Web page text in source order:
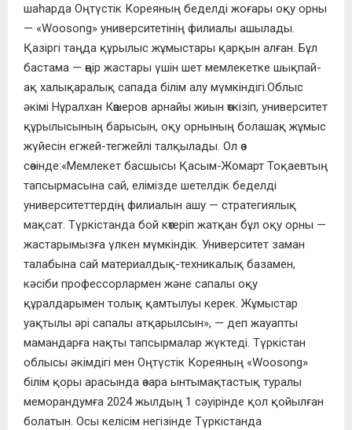
шаһарда Оңтүстік Кореяның беделді жоғары оқу орны
— «Woosong» университетінің филиалы ашылады.
Қазіргі таңда құрылыс жұмыстары қарқын алған. Бұл
бастама — өңір жастары үшін шет мемлекетке шықпай-
ақ халықаралық сапада білім алу мүмкіндігі.Облыс
әкімі Нұралхан Көшеров арнайы жиын өткізіп, университет
құрылысының барысын, оқу орнының болашақ жұмыс
жүйесін егжей-тегжейлі талқылады. Ол өз
сөзінде:«Мемлекет басшысы Қасым-Жомарт Тоқаевтың
тапсырмасына сай, елімізде шетелдік беделді
университеттердің филиалын ашу — стратегиялық
мақсат. Түркістанда бой көтеріп жатқан бұл оқу орны —
жастарымызға үлкен мүмкіндік. Университет заман
талабына сай материалдық-техникалық базамен,
кәсіби профессорлармен және сапалы оқу
құралдарымен толық қамтылуы керек. Жұмыстар
уақтылы әрі сапалы атқарылсын», — деп жауапты
мамандарға нақты тапсырмалар жүктеді. Түркістан
облысы әкімдігі мен Оңтүстік Кореяның «Woosong»
білім қоры арасында өзара ынтымақтастық туралы
меморандумға 2024 жылдың 1 сәуірінде қол қойылған
болатын. Осы келісім негізінде Түркістанда